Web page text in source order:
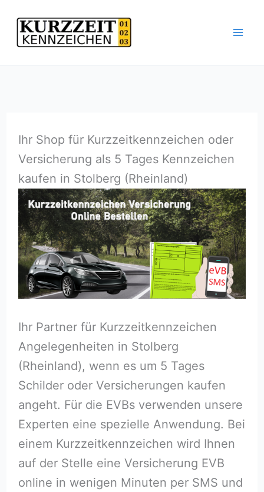
Inhalt
springen
Ihr Shop für Kurzzeitkennzeichen oder
Versicherung als 5 Tages Kennzeichen
kaufen in Stolberg (Rheinland)
Ihr Partner für Kurzzeitkennzeichen
Angelegenheiten in Stolberg
(Rheinland), wenn es um 5 Tages
Schilder oder Versicherungen kaufen
angeht. Für die EVBs verwenden unsere
Experten eine spezielle Anwendung. Bei
einem Kurzzeitkennzeichen wird Ihnen
auf der Stelle eine Versicherung EVB
online in wenigen Minuten per SMS und